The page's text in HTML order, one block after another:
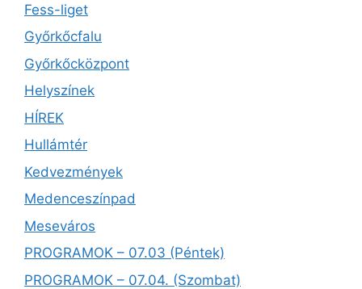
Fess-liget
Győrkőcfalu
Győrkőcközpont
Helyszínek
HÍREK
Hullámtér
Kedvezmények
Medenceszínpad
Meseváros
PROGRAMOK – 07.03 (Péntek)
PROGRAMOK – 07.04. (Szombat)